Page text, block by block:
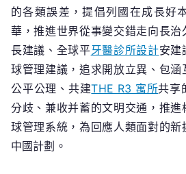
的各類誤差，提倡列國在成長好
華，推進世界從事變交錯走向長
長建議、全球平牙醫診所設計安建
球管理建議，追求開放立異、包
公平公理、共建THE R3 寓所共享
分歧、兼收并蓄的文明交通，推
球管理系統，為回應人類面對的
中國計劃。